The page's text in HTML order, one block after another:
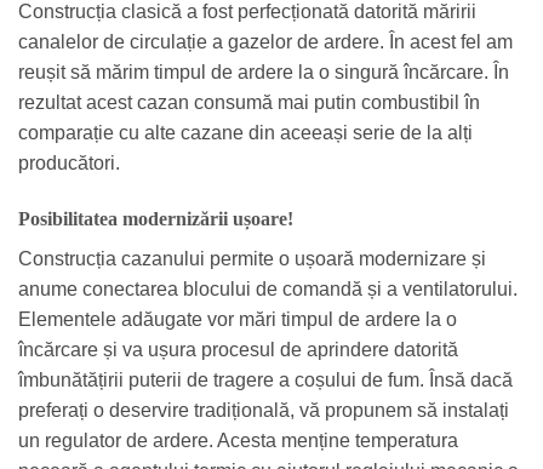
Construcția clasică a fost perfecționată datorită măririi
canalelor de circulație a gazelor de ardere. În acest fel am
reușit să mărim timpul de ardere la o singură încărcare. În
rezultat acest cazan consumă mai putin combustibil în
comparație cu alte cazane din aceeași serie de la alți
producători.
Posibilitatea modernizării ușoare!
Construcția cazanului permite o ușoară modernizare și
anume conectarea blocului de comandă și a ventilatorului.
Elementele adăugate vor mări timpul de ardere la o
încărcare și va ușura procesul de aprindere datorită
îmbunătățirii puterii de tragere a coșului de fum. Însă dacă
preferați o deservire tradițională, vă propunem să instalați
un regulator de ardere. Acesta menține temperatura